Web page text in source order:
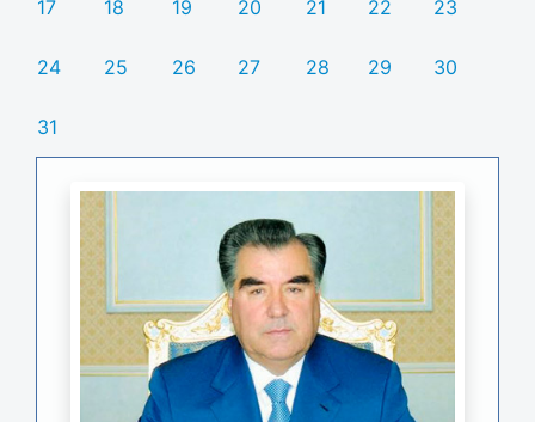
17 18 19 20 21 22 23
24 25 26 27 28 29 30
31